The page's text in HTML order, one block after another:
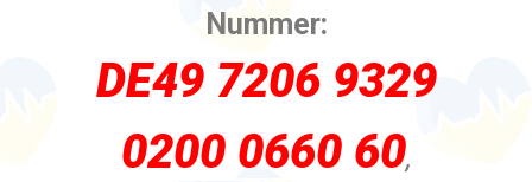
Nummer:
DE49 7206 9329
0200 0660 60,